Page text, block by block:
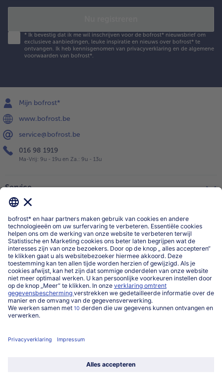
* Ik bevestig dat ik me wil inschrijven voor de bofrost* nieuwsbrief om
exclusieve aanbiedingen, leuke inspiratie en nieuws over bofrost* te
ontvangen. Ik heb kennisgenomen van privacyverklaring en de algemene
voorwaarden van bofrost*.
Mijn bofrost*
www.bofrost.be
service@bofrost.be
016 98 1919
Ma-Vrij: 9u - 19u en Za.: 9u - 13u
Service
Categorieën
Land / Taal selecteren